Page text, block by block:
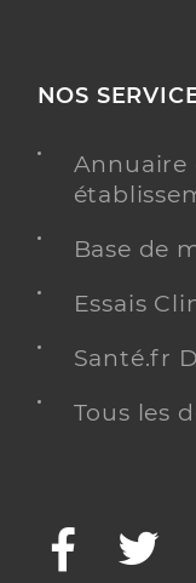
NOS
Annuaire
Base de
Essais
Santé.fr
Tous les
Facebook